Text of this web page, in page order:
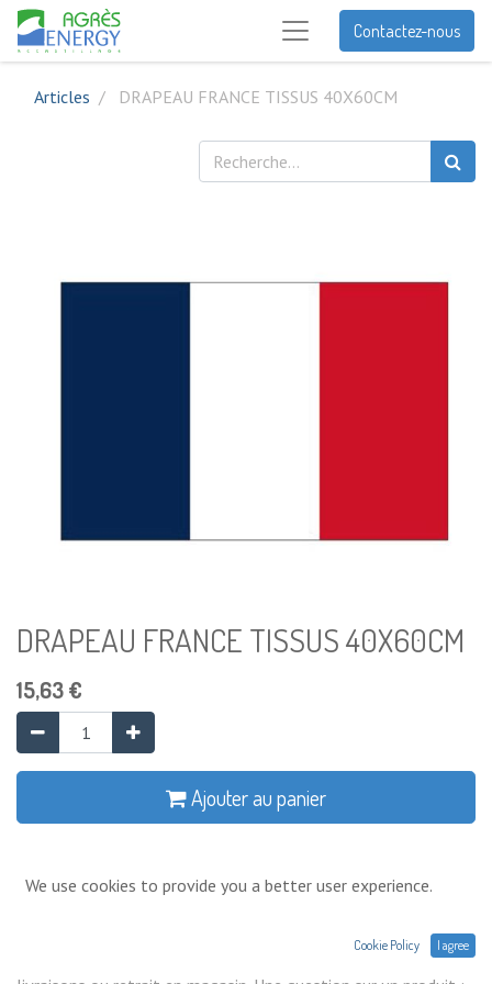
Contactez-nous
Articles DRAPEAU FRANCE TISSUS 40X60CM
DRAPEAU FRANCE TISSUS 40X60CM
15,63€
Ajouter au panier
Prix exprimés Hors TVA. Expéditions,
We use cookies to provide you a better user experience.
Cookie Policy I agree